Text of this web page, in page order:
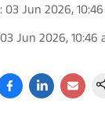
: 03 Jun 2026,
03 Jun 2026, 10:46